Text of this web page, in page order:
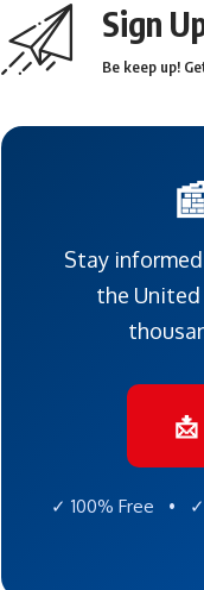
Sign
Be keep up!
Stay
the United
✓ 100% Free •